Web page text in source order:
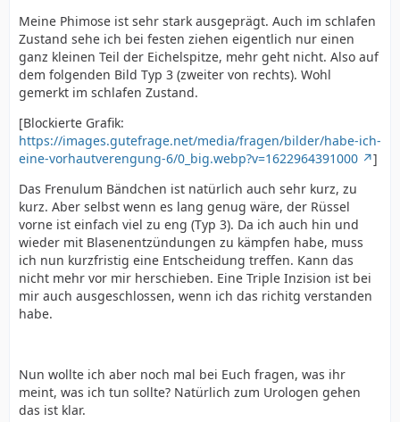
Meine Phimose ist sehr stark ausgeprägt. Auch im schlafen
Zustand sehe ich bei festen ziehen eigentlich nur einen
ganz kleinen Teil der Eichelspitze, mehr geht nicht. Also auf
dem folgenden Bild Typ 3 (zweiter von rechts). Wohl
gemerkt im schlafen Zustand.
[Blockierte Grafik:
https://images.gutefrage.net/media/fragen/bilder/habe-ich-
eine-vorhautverengung-6/0_big.webp?v=1622964391000
]
Das Frenulum Bändchen ist natürlich auch sehr kurz, zu
kurz. Aber selbst wenn es lang genug wäre, der Rüssel
vorne ist einfach viel zu eng (Typ 3). Da ich auch hin und
wieder mit Blasenentzündungen zu kämpfen habe, muss
ich nun kurzfristig eine Entscheidung treffen. Kann das
nicht mehr vor mir herschieben. Eine Triple Inzision ist bei
mir auch ausgeschlossen, wenn ich das richitg verstanden
habe.
Nun wollte ich aber noch mal bei Euch fragen, was ihr
meint, was ich tun sollte? Natürlich zum Urologen gehen
das ist klar.